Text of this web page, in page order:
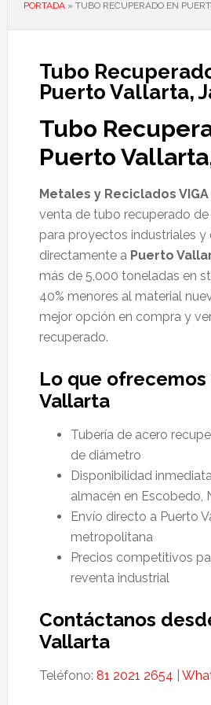
PORTADA» TUBO RECUPERADO EN
Tubo
Puerto Vallarta,
Tubo
Puerto
Metales y Reciclados VIGA
venta de tubo recuperado
para proyectos industriales y
directamente a Puerto
más de 5,000 toneladas en
40% menores al material
mejor opción en compra y
recuperado.
Lo que
Vallarta
Tubería de acero
de diámetro
Disponibilidad
almacén en Escobedo,
Envío directo a Puerto
metropolitana
Precios competitivos
reventa industrial
Contáctanos
Vallarta
Teléfono: 81 2021 2654